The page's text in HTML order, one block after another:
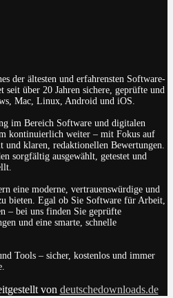
der ältesten und erfahrensten Software-
über 20 Jahren sichere, geprüfte und
Mac, Linux, Android und iOS.
im Bereich Software und digitalen
kontinuierlich weiter – mit Fokus auf
klaren, redaktionellen Bewertungen.
sorgfältig ausgewählt, getestet und
eine moderne, vertrauenswürdige und
bieten. Egal ob Sie Software für Arbeit,
– bei uns finden Sie geprüfte
und eine smarte, schnelle
Tools – sicher, kostenlos und immer
von deutschedownloads.de